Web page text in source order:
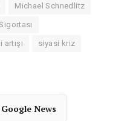
Michael Schnedlitz
siyasi kriz
News